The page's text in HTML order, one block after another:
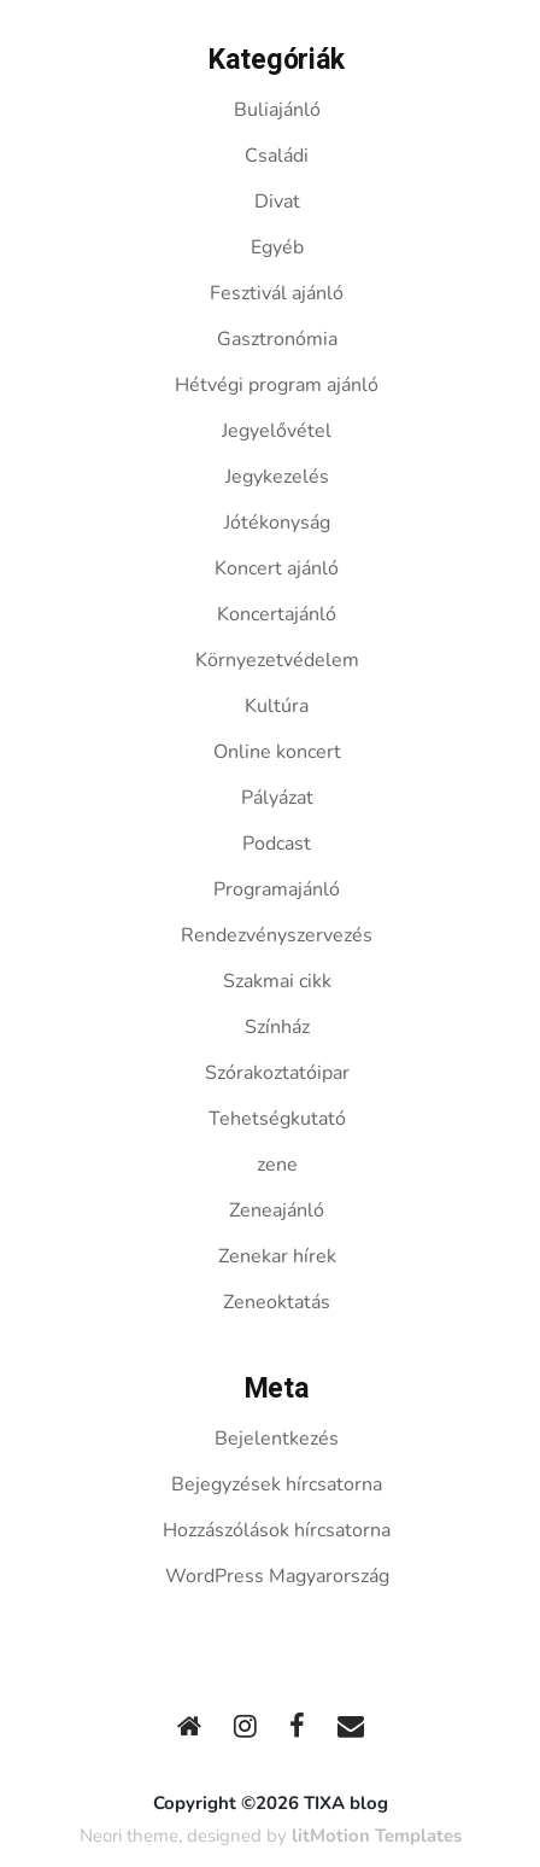
Kategóriák
Buliajánló
Családi
Divat
Egyéb
Fesztivál ajánló
Gasztronómia
Hétvégi program ajánló
Jegyelővétel
Jegykezelés
Jótékonyság
Koncert ajánló
Koncertajánló
Környezetvédelem
Kultúra
Online koncert
Pályázat
Podcast
Programajánló
Rendezvényszervezés
Szakmai cikk
Színház
Szórakoztatóipar
Tehetségkutató
zene
Zeneajánló
Zenekar hírek
Zeneoktatás
Meta
Bejelentkezés
Bejegyzések hírcsatorna
Hozzászólások hírcsatorna
WordPress Magyarország
Copyright ©2026 TIXA blog
Neori theme, designed by litMotion Templates